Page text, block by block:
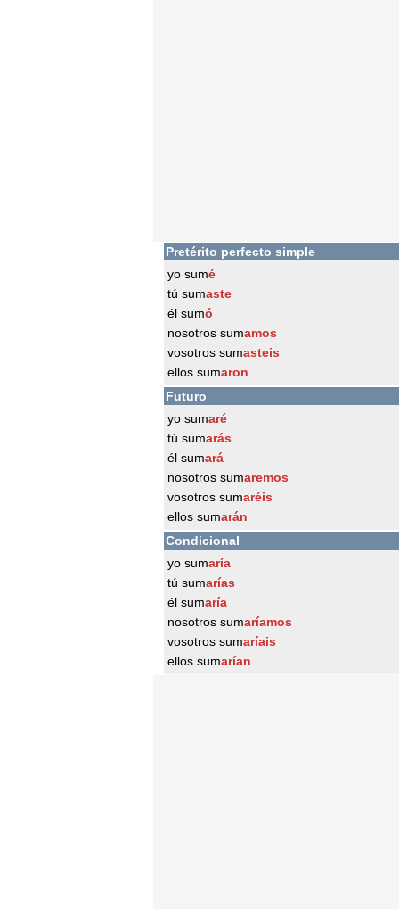
Pretérito perfecto simple
yo sumé
tú sumaste
él sumó
nosotros sumamos
vosotros sumasteis
ellos sumaron
Futuro
yo sumaré
tú sumarás
él sumará
nosotros sumaremos
vosotros sumaréis
ellos sumarán
Condicional
yo sumaría
tú sumarías
él sumaría
nosotros sumaríamos
vosotros sumaríais
ellos sumarían